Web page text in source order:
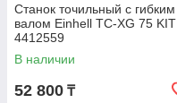
Станок точильный с гибким
валом Einhell TC-XG 75 KIT
4412559
В наличии
52 800 ₸